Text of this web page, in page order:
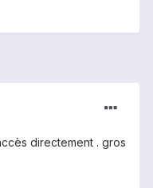
directement . gros